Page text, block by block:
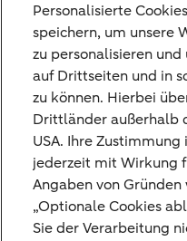
Disclaimer
Diese Ausarbeitung
Frankfurt Branch
HAL") stellt weder
Beratung oder
Personalisierte
speichern, um unsere
zu personalisieren
auf Drittseiten und in
zu können. Hierbei
Drittländer außerhalb
USA. Ihre
jederzeit mit Wirkung
Angaben von
„Optionale Cookies
Sie der Verarbeitung